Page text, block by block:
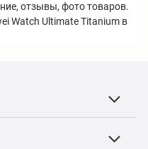
отзывы, фото товаров.
Watch Ultimate Titanium в